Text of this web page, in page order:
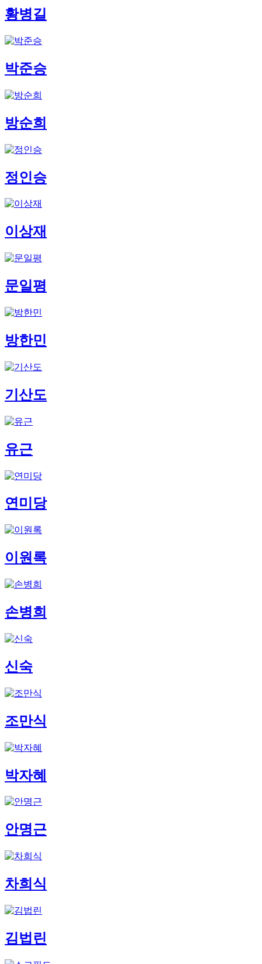
황병길
박준승
방순희
정인승
이상재
문일평
방한민
기산도
유근
연미당
이원록
손병희
신숙
조만식
박자혜
안명근
차희식
김법린